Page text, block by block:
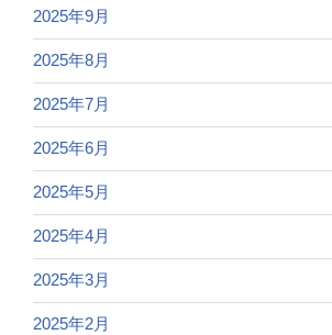
2025年9月
2025年8月
2025年7月
2025年6月
2025年5月
2025年4月
2025年3月
2025年2月